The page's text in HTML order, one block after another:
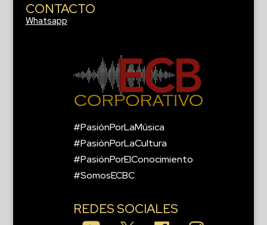
CONTACTO
Whatsapp
#PasiónPorLaMúsica
#PasiónPorLaCultura
#PasiónPorElConocimiento
#SomosECBC
REDES SOCIALES